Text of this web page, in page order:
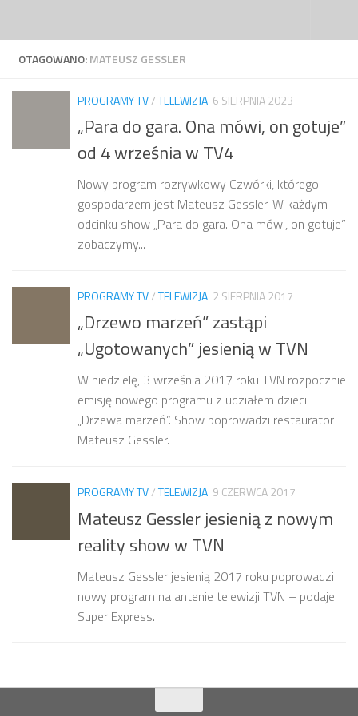
OTAGOWANO:MATEUSZ GESSLER
PROGRAMY TV/TELEWIZJA 6 SIERPNIA 2023
„Para do gara. Ona mówi, on gotuje”
od 4 września w TV4
Nowy program rozrywkowy Czwórki, którego
gospodarzem jest Mateusz Gessler. W każdym
odcinku show „Para do gara. Ona mówi, on gotuje”
zobaczymy...
PROGRAMY TV/TELEWIZJA 2 SIERPNIA 2017
„Drzewo marzeń” zastąpi
„Ugotowanych” jesienią w TVN
W niedzielę, 3 września 2017 roku TVN rozpocznie
emisję nowego programu z udziałem dzieci
„Drzewa marzeń”. Show poprowadzi restaurator
Mateusz Gessler.
PROGRAMY TV/TELEWIZJA 9 CZERWCA 2017
Mateusz Gessler jesienią z nowym
reality show w TVN
Mateusz Gessler jesienią 2017 roku poprowadzi
nowy program na antenie telewizji TVN – podaje
Super Express.